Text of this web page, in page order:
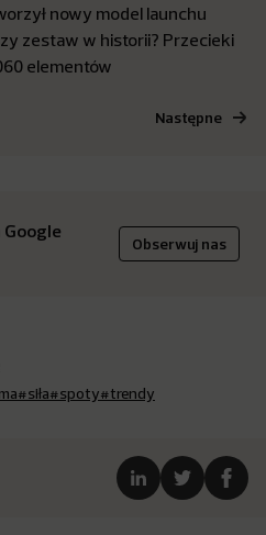
nowy model launchu
zestaw w historii? Przecieki
elementów
Następne
Obserwuj nas
#siła#spoty#trendy